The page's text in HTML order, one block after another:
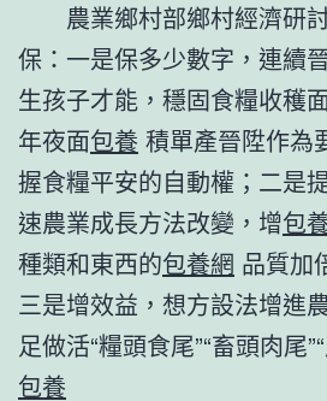
農業鄉村部鄉村經濟研
保：一是保多少數字，連續
生孩子才能，穩固食糧收穫
年夜面包養 積單產晉陞作為
握食糧平安的自動權；二是
速農業成長方法改變，增包
種類和東西的包養網 品質加
三是增效益，想方設法增進
足做活“糧頭食尾”“畜頭肉尾
包養